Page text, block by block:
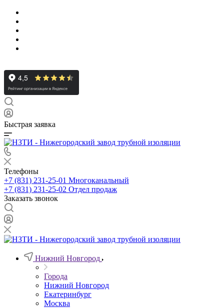
Быстрая заявка
Телефоны
+7 (831) 231-25-01 Многоканальный
+7 (831) 231-25-02 Отдел продаж
Заказать звонок
Нижний Новгород
Города
Нижний Новгород
Екатеринбург
Москва